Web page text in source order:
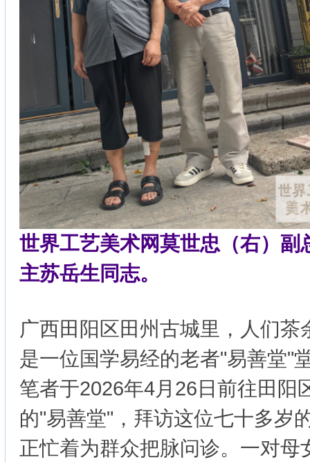
世界工艺美术网莫世忠（右）
主苏岳生同志。
广西田阳区田州古城里，人们茶
是一位国学易经的老者"易善堂"
笔者于2026年4月26日前往田阳
的"易善堂"，拜访这位七十多岁
正忙着为群众把脉问诊。一对母